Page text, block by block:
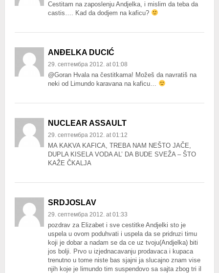
Cestitam na zaposlenju Andjelka, i mislim da teba da
castis…. Kad da dodjem na kaficu?
ANĐELKA DUCIĆ
29. септембра 2012. at 01:08
@Goran Hvala na čestitkama! Možeš da navratiš na
neki od Limundo karavana na kaficu…
NUCLEAR ASSAULT
29. септембра 2012. at 01:12
MA KAKVA KAFICA, TREBA NAM NEŠTO JAČE,
DUPLA KISELA VODA AL’ DA BUDE SVEŽA – ŠTO
KAŽE ČKALJA
SRDJOSLAV
29. септембра 2012. at 01:33
pozdrav za Elizabet i sve cestitke Andjelki sto je
uspela u ovom poduhvati i uspela da se pridruzi timu
koji je dobar a nadam se da ce uz tvoju(Andjelka) biti
jos bolji. Prvo u izjednacavanju prodavaca i kupaca
trenutno u tome niste bas sjajni ja slucajno znam vise
njih koje je limundo tim suspendovo sa sajta zbog tri il